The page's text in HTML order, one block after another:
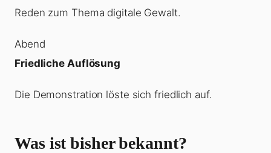
Reden zum Thema digitale Gewalt.
Abend
Friedliche Auflösung
Die Demonstration löste sich friedlich auf.
Was ist bisher bekannt?